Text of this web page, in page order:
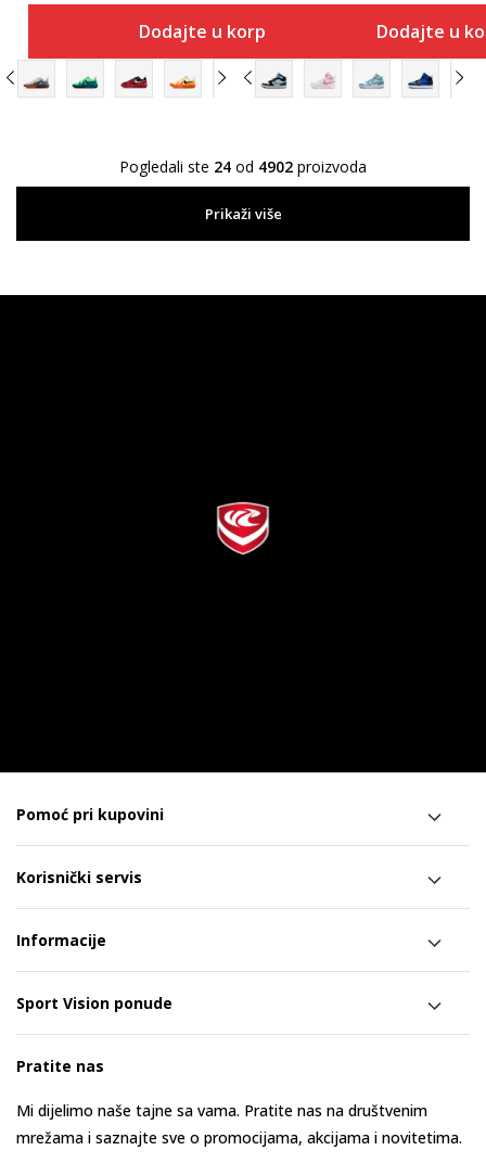
Dodajte u korpu Dodajte u
Pogledali ste 24 od 4902 proizvoda
Prikaži više
Pomoć pri kupovini
Korisnički servis
Informacije
Sport Vision ponude
Pratite nas
Mi dijelimo naše tajne sa vama. Pratite nas na društvenim
mrežama i saznajte sve o promocijama, akcijama i novitetima.